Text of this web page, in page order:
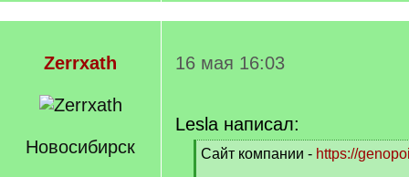
Zerrxath
Новосибирск
16 мая 16:03
Lesla написал:
[Сайт компании - https://